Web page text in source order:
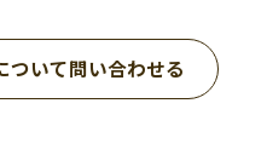
ついて問い合わせる